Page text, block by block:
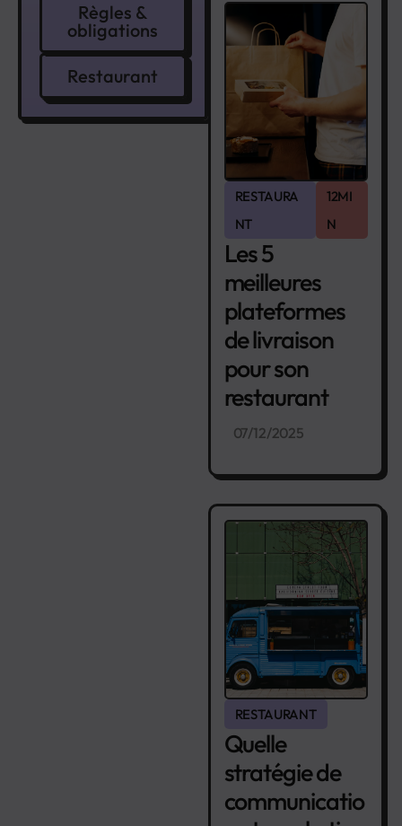
Règles &
obligations
Restaurant
RESTAURA
NT
12MI
N
Les 5
meilleures
plateformes
de livraison
pour son
restaurant
07/12/2025
RESTAURANT
Quelle
stratégie de
communicatio